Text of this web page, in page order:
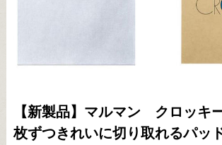
【新製品】マルマン クロッキ
枚ずつきれいに切り取れるパッ